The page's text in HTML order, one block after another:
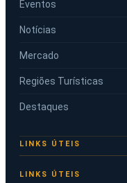
Eventos
Notícias
Mercado
Regiões Turísticas
Destaques
LINKS ÚTEIS